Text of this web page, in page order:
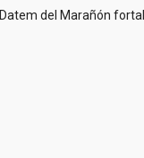
Datem del Marañón